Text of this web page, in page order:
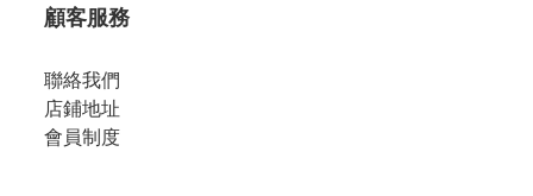
顧客服務
聯絡我們
店鋪地址
會員制度